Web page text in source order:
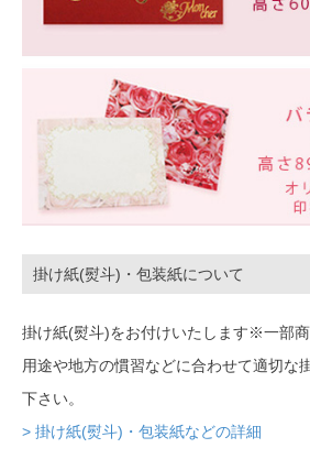
掛け紙(熨斗)・包装紙について
掛け紙(熨斗)をお付けいたします※一部商
用途や地方の慣習などに合わせて適切な
下さい。
> 掛け紙(熨斗)・包装紙などの詳細